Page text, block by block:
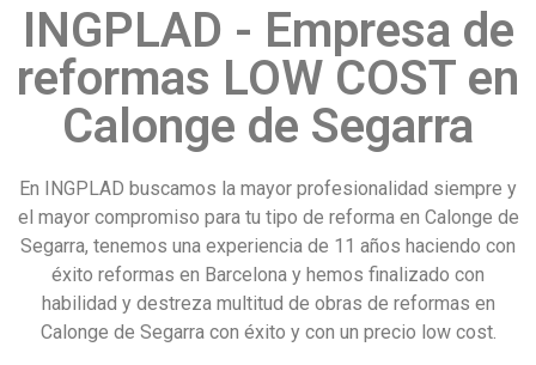
INGPLAD - Empresa de
reformas LOW COST en
Calonge de Segarra
En INGPLAD buscamos la mayor profesionalidad siempre y
el mayor compromiso para tu tipo de reforma en Calonge de
Segarra, tenemos una experiencia de 11 años haciendo con
éxito reformas en Barcelona y hemos finalizado con
habilidad y destreza multitud de obras de reformas en
Calonge de Segarra con éxito y con un precio low cost.